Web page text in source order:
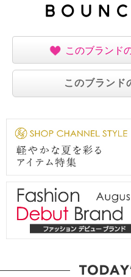
・ウエットクリーニング：
【メンテナンス（ケアラベ
・洗濯の繰り返しによる
・クリーニングの繰り返
・水や汗などによる色落ち
・摩擦による色落ち、色
・過度な力をかけない
【原産国（地）】
・中国製
このブランド
このブランド